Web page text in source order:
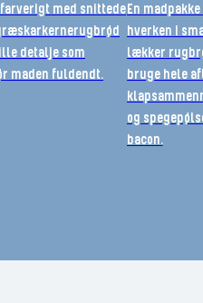
med snittede
detalje som
maden fuldendt.
En
hverken i
lækker
bruge hele
og
bacon.